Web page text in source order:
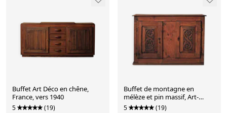
Buffet Art Déco en chêne,
France, vers 1940
5 (19)
Buffet de montagne en
mélèze et pin massif, Art-
populaire, XIXᵉ siècle
5 (19)